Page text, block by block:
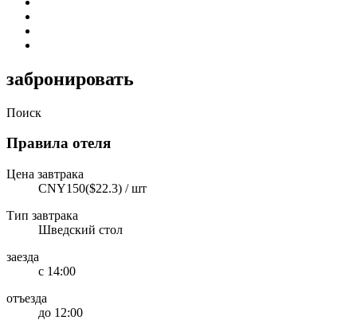
забронировать
Поиск
Правила отеля
Цена завтрака
CNY150($22.3) / шт
Тип завтрака
Шведский стол
заезда
с 14:00
отъезда
до 12:00